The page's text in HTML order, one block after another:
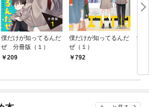
僕だけが知ってるんだ
ぜ 分冊版（１）
209
僕だけが知ってるんだ
ぜ（１）
792
愛